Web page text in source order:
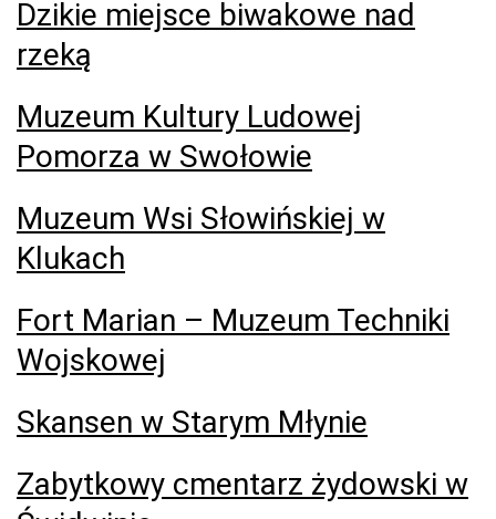
Dzikie miejsce biwakowe nad
rzeką
Muzeum Kultury Ludowej
Pomorza w Swołowie
Muzeum Wsi Słowińskiej w
Klukach
Fort Marian – Muzeum Techniki
Wojskowej
Skansen w Starym Młynie
Zabytkowy cmentarz żydowski w